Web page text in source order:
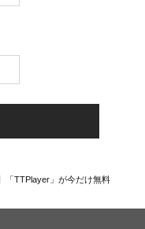
「TTPlayer」が今だけ無料